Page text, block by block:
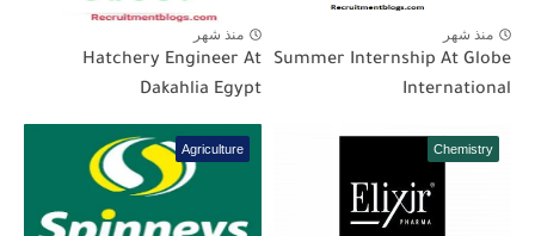
منذ شهر
Summer Internship At Globe
International
منذ شهر
Hatchery Engineer At
Dakahlia Egypt
Chemistry
Agriculture